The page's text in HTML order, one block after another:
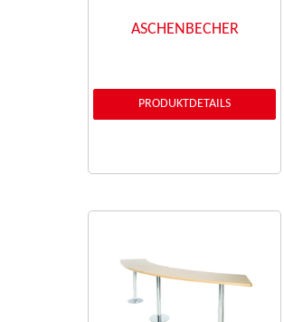
ASCHENBECHER
PRODUKTDETAILS